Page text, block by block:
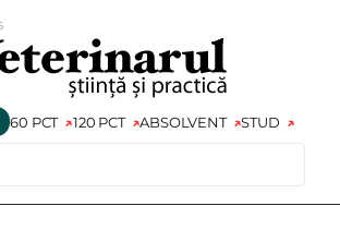
60 PCT 120 PCT ABSOLVENT STUD